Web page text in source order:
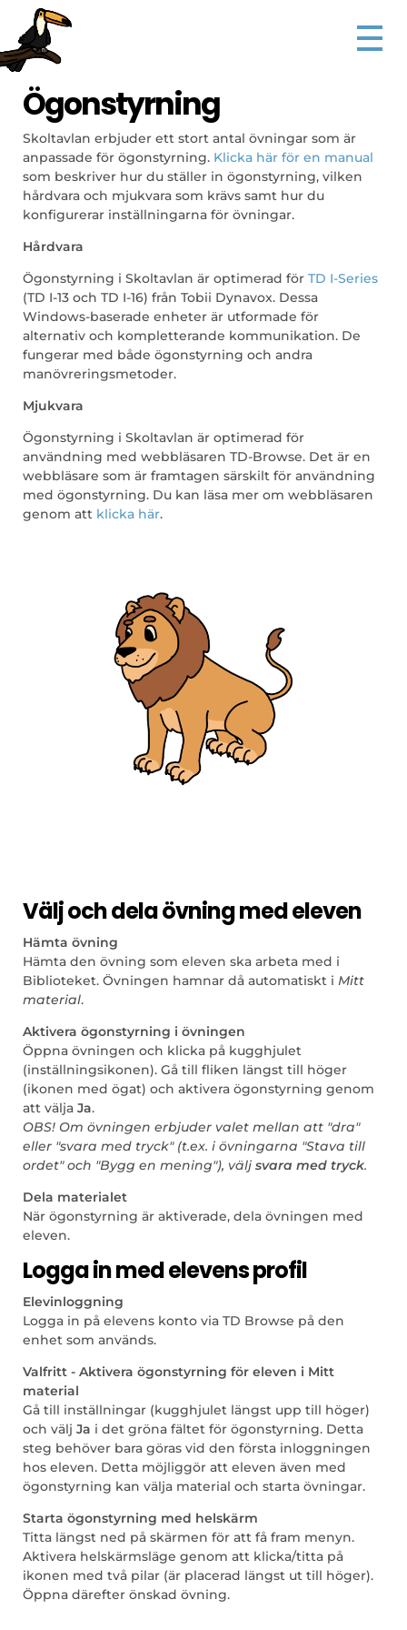
Ögonstyrning
Skoltavlan erbjuder ett stort antal övningar som är
anpassade för ögonstyrning. Klicka här för en manual
som beskriver hur du ställer in ögonstyrning, vilken
hårdvara och mjukvara som krävs samt hur du
konfigurerar inställningarna för övningar.
Hårdvara
Ögonstyrning i Skoltavlan är optimerad för TD I-Series
(TD I-13 och TD I-16) från Tobii Dynavox. Dessa
Windows-baserade enheter är utformade för
alternativ och kompletterande kommunikation. De
fungerar med både ögonstyrning och andra
manövreringsmetoder.
Mjukvara
Ögonstyrning i Skoltavlan är optimerad för
användning med webbläsaren TD-Browse. Det är en
webbläsare som är framtagen särskilt för användning
med ögonstyrning. Du kan läsa mer om webbläsaren
genom att klicka här.
Välj och dela övning med eleven
Hämta övning
Hämta den övning som eleven ska arbeta med i
Biblioteket. Övningen hamnar då automatiskt i Mitt
material.
Aktivera ögonstyrning i övningen
Öppna övningen och klicka på kugghjulet
(inställningsikonen). Gå till fliken längst till höger
(ikonen med ögat) och aktivera ögonstyrning genom
att välja Ja.
OBS! Om övningen erbjuder valet mellan att "dra"
eller "svara med tryck" (t.ex. i övningarna "Stava till
ordet" och "Bygg en mening"), välj svara med tryck.
Dela materialet
När ögonstyrning är aktiverade, dela övningen med
eleven.
Logga in med elevens profil
Elevinloggning
Logga in på elevens konto via TD Browse på den
enhet som används.
Valfritt - Aktivera ögonstyrning för eleven i Mitt
material
Gå till inställningar (kugghjulet längst upp till höger)
och välj Ja i det gröna fältet för ögonstyrning. Detta
steg behöver bara göras vid den första inloggningen
hos eleven. Detta möjliggör att eleven även med
ögonstyrning kan välja material och starta övningar.
Starta ögonstyrning med helskärm
Titta längst ned på skärmen för att få fram menyn.
Aktivera helskärmsläge genom att klicka/titta på
ikonen med två pilar (är placerad längst ut till höger).
Öppna därefter önskad övning.